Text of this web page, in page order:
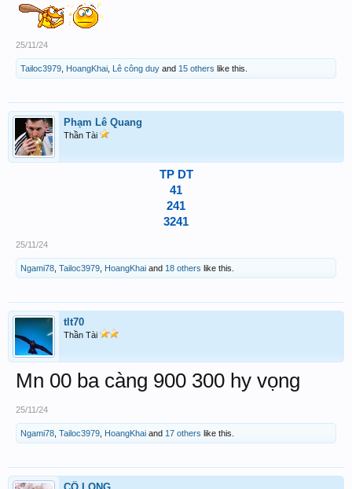
25/11/24
Tailoc3979 HoangKhai Lê công duy and 15 others like this.
Phạm Lê Quang
Thần Tài
TP DT
41
241
3241
25/11/24
Ngami78 Tailoc3979 HoangKhai and 18 others like this.
tlt70
Thần Tài
Mn 00 ba càng 900 300 hy vọng
25/11/24
Ngami78 Tailoc3979 HoangKhai and 17 others like this.